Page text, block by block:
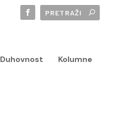
Duhovnost Kolumne